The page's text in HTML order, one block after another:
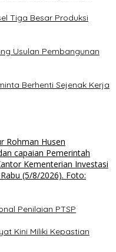
Tiga Besar Produksi
Usulan Pembangunan
Berhenti Sejenak Kerja
Penilaian PTSP
Kini Miliki Kepastian